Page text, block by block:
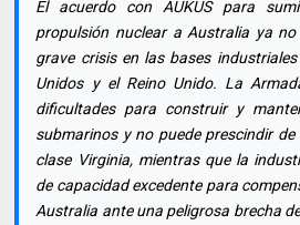
El acuerdo con AUKUS para
propulsión nuclear a Australia ya
grave crisis en las bases
Unidos y el Reino Unido. La
dificultades para construir y
submarinos y no puede prescindir
clase Virginia, mientras que la
de capacidad excedente para
Australia ante una peligrosa brecha